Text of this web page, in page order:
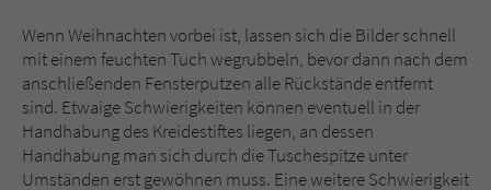
Wenn Weihnachten vorbei ist, lassen sich die Bilder schnell
mit einem feuchten Tuch wegrubbeln, bevor dann nach dem
anschließenden Fensterputzen alle Rückstände entfernt
sind. Etwaige Schwierigkeiten können eventuell in der
Handhabung des Kreidestiftes liegen, an dessen
Handhabung man sich durch die Tuschespitze unter
Umständen erst gewöhnen muss. Eine weitere Schwierigkeit